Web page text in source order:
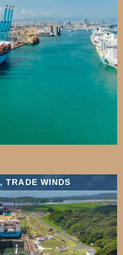
,TRADE WINDS